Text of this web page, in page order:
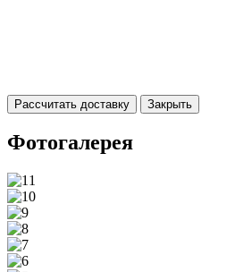
Рассчитать доставку Закрыть
Фотогалерея